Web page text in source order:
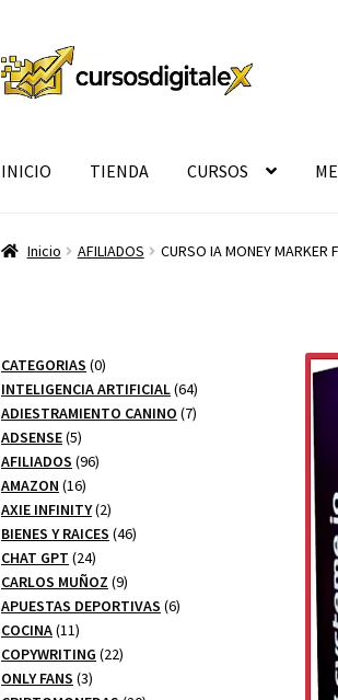
Ir
a
Ir
al
INICIO TIENDA CURSOS
Inicio AFILIADOS CURSO IA MONEY MARKER
CATEGORIAS 00
productos
INTELIGENCIA ARTIFICIAL 6464
productos
ADIESTRAMIENTO CANINO 77
ADSENSE 55
productos
AFILIADOS 9696
AMAZON 1616
productos
AXIE INFINITY 22
productos
BIENES Y RAICES 4646
CHAT GPT 2424
productos
CARLOS MUÑOZ 99
productos
APUESTAS DEPORTIVAS 66
COCINA 1111
productos
COPYWRITING 2222
ONLY FANS 33